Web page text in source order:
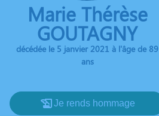
Marie Thérèse
GOUTAGNY
décédée le 5 janvier 2021 à l'âge de 89
ans
Je rends hommage